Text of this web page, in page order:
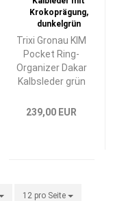
Trixi Gronau KIM
Pocket Ring-
Organizer Dakar
Kalbsleder grün
239,00 EUR
12 pro Seite
pro Seite